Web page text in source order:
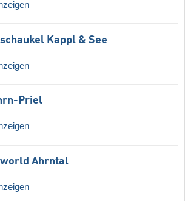
Kappl & See
Priel
Ahrntal